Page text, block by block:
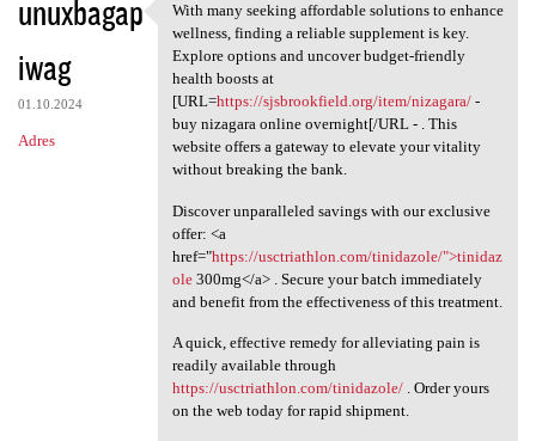
unuxbagap
iwag
01.10.2024
Adres
With many seeking affordable
With many seeking affordable solutions to enhance
wellness, finding a reliable supplement is key.
Explore options and uncover budget-friendly
health boosts at
[URL=https://sjsbrookfield.org/item/nizagara/-
buy nizagara online overnight[/URL - . This
website offers a gateway to elevate your vitality
without breaking the bank.
Discover unparalleled savings with our exclusive
offer: <a
href="https://usctriathlon.com/tinidazole/">tinidaz
ole300mg</a> . Secure your batch immediately
and benefit from the effectiveness of this treatment.
A quick, effective remedy for alleviating pain is
readily available through
https://usctriathlon.com/tinidazole/. Order yours
on the web today for rapid shipment.